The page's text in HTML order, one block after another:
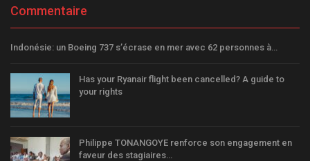
Commentaire
Indonésie: un Boeing 737 s’écrase en mer avec 62 personnes à…
Has your Ryanair flight been cancelled? A guide to
your rights
Philippe TONANGOYE renforce son engagement en
faveur des stagiaires…